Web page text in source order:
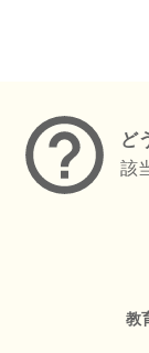
ど
該
教